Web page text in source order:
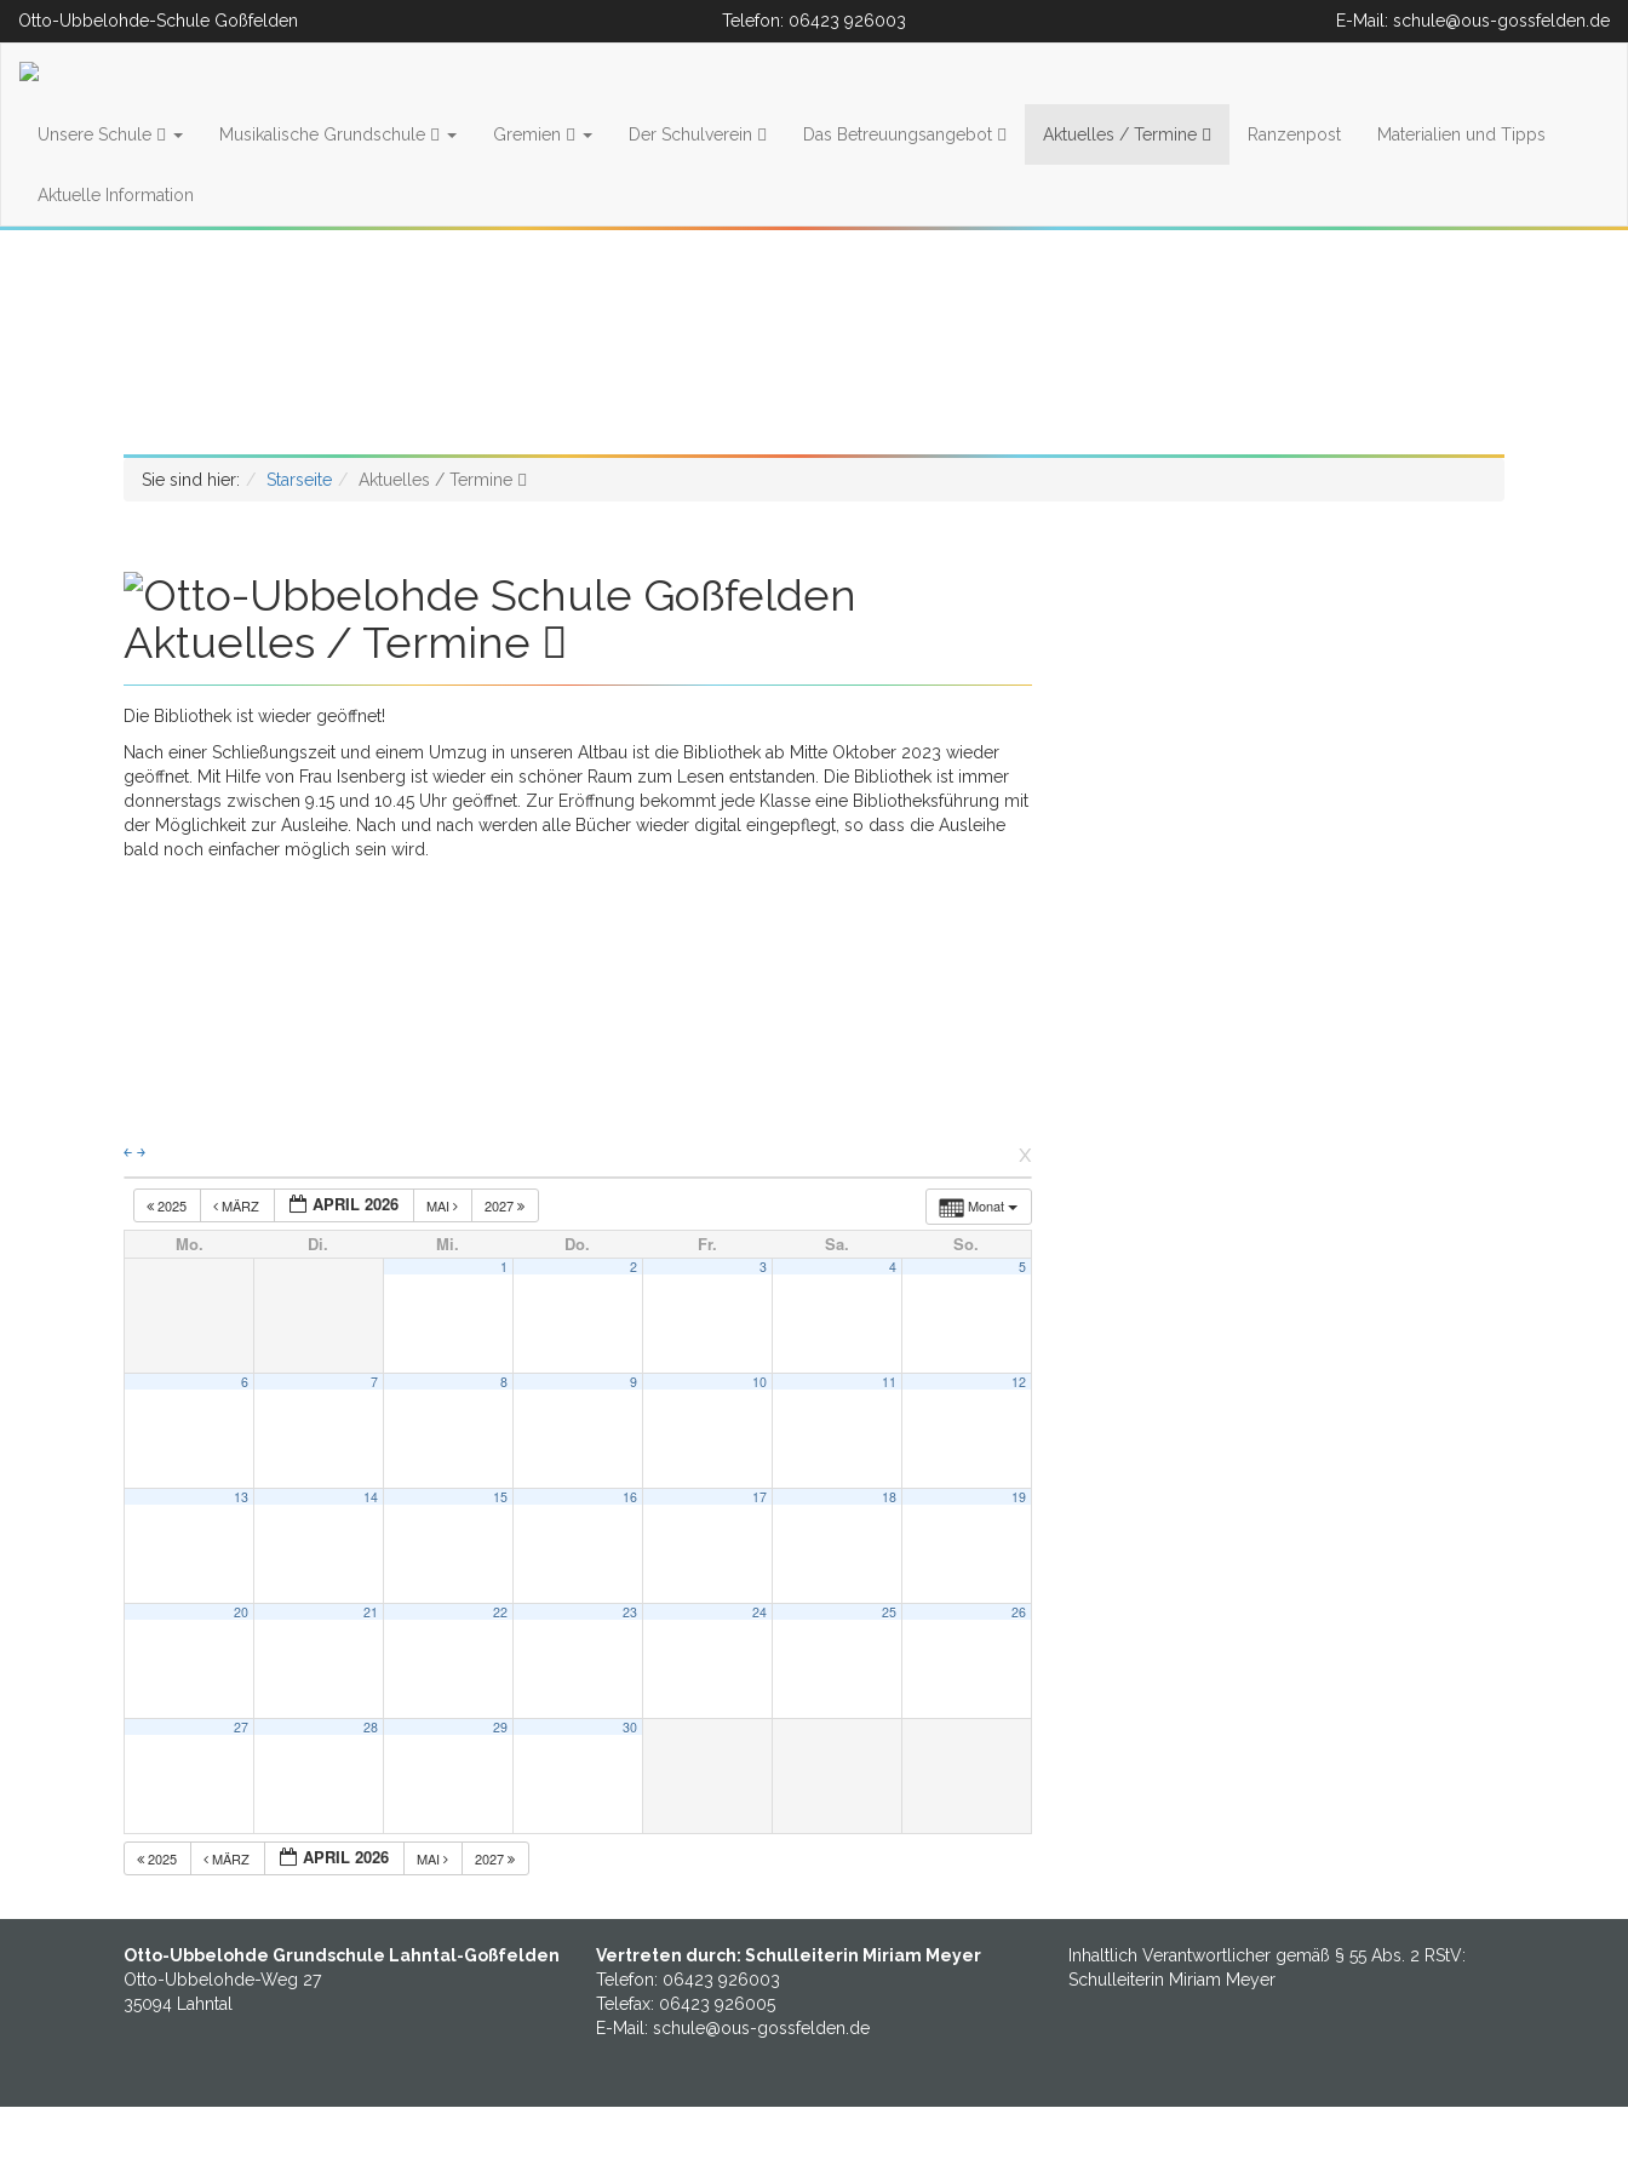
Otto-Ubbelohde-Schule Goßfelden Telefon: 06423 926003 E-Mail: schule@ous-gossfelden.de
Unsere Schule Musikalische Grundschule Gremien Der Schulverein Das Betreuungsangebot Aktuelles / Termine Ranzenpost Materialien und Tipps
Aktuelle Information
Sie sind hier: Starseite Aktuelles / Termine
Aktuelles / Termine
Die Bibliothek ist wieder geöffnet!
Nach einer Schließungszeit und einem Umzug in unseren Altbau ist die Bibliothek ab Mitte Oktober 2023 wieder
geöffnet. Mit Hilfe von Frau Isenberg ist wieder ein schöner Raum zum Lesen entstanden. Die Bibliothek ist immer
donnerstags zwischen 9.15 und 10.45 Uhr geöffnet. Zur Eröffnung bekommt jede Klasse eine Bibliotheksführung mit
der Möglichkeit zur Ausleihe. Nach und nach werden alle Bücher wieder digital eingepflegt, so dass die Ausleihe
bald noch einfacher möglich sein wird.
￩ ￫ x
Monat
2025 MÄRZ APRIL 2026 MAI 2027
Mo. Di. Mi. Do. Fr. Sa. So.
1 2 3 4 5
6 7 8 9 10 11 12
13 14 15 16 17 18 19
20 21 22 23 24 25 26
27 28 29 30
2025 MÄRZ APRIL 2026 MAI 2027
Otto-Ubbelohde Grundschule Lahntal-Goßfelden
Otto-Ubbelohde-Weg 27
35094 Lahntal
Vertreten durch: Schulleiterin Miriam Meyer
Telefon: 06423 926003
Telefax: 06423 926005
E-Mail: schule@ous-gossfelden.de
Inhaltlich Verantwortlicher gemäß § 55 Abs. 2 RStV:
Schulleiterin Miriam Meyer